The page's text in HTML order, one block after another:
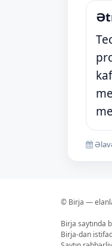
© Birja —
Birja saytında
Birja-dan